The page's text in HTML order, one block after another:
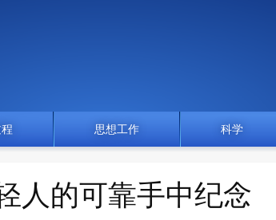
思想工作 科学
人的可靠手中纪念